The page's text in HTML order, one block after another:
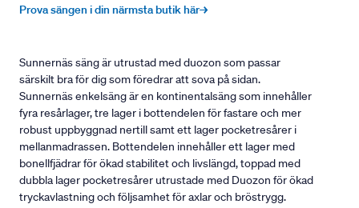
Prova sängen i din närmsta butik här→
Sunnernäs säng är utrustad med duozon som passar
särskilt bra för dig som föredrar att sova på sidan.
Sunnernäs enkelsäng är en kontinentalsäng som innehåller
fyra resårlager, tre lager i bottendelen för fastare och mer
robust uppbyggnad nertill samt ett lager pocketresårer i
mellanmadrassen. Bottendelen innehåller ett lager med
bonellfjädrar för ökad stabilitet och livslängd, toppad med
dubbla lager pocketresårer utrustade med Duozon för ökad
tryckavlastning och följsamhet för axlar och bröstrygg.